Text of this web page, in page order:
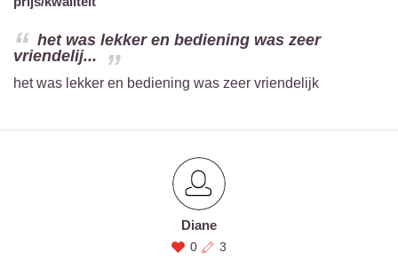
het was lekker en bediening was zeer
vriendelij...
het was lekker en bediening was zeer vriendelijk
Diane
0 3